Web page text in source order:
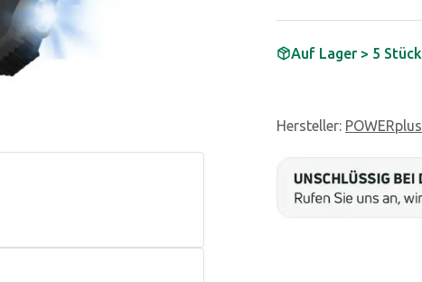
Auf Lager > 5 Stück
Hersteller: POWERplus